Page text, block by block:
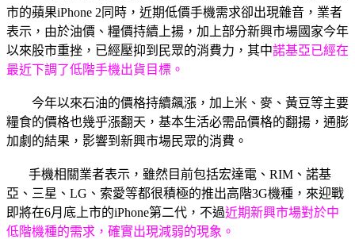
市的蘋果iPhone 2同時，近期低價手機需求卻出現雜音，業者
表示，由於油價、糧價持續上揚，加上部分新興市場國家今年
以來股市重挫，已經壓抑到民眾的消費力，其中諾基亞已經在
最近下調了低階手機出貨目標。
今年以來石油的價格持續飆漲，加上米、麥、黃豆等主要
糧食的價格也幾乎漲翻天，基本生活必需品價格的翻揚，通膨
加劇的結果，影響到新興市場民眾的消費。
手機相關業者表示，雖然目前包括宏達電、RIM、諾基
亞、三星、LG、索愛等都很積極的推出高階3G機種，來迎戰
即將在6月底上市的iPhone第二代，不過近期新興市場對於中
低階機種的需求，確實出現減弱的現象。